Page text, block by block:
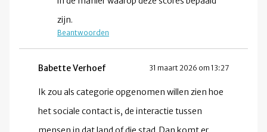
zijn.
Beantwoorden
Babette Verhoef 31 maart 2026 om 13:27
Ik zou als categorie opgenomen willen zien hoe
het sociale contact is, de interactie tussen